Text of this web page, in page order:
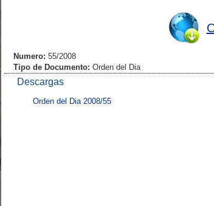
Numero: 55/2008
Tipo de Documento: Orden del Dia
Descargas
Orden del Dia 2008/55